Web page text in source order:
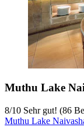
Muthu Lake
8/10 Sehr gut! (86
Muthu Lake